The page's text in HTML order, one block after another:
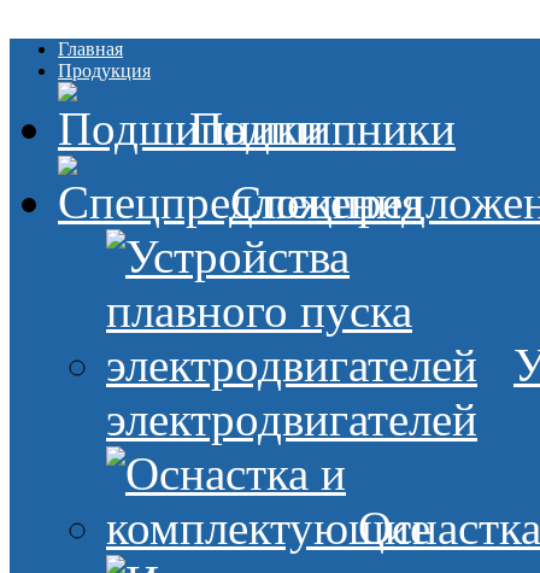
Главная
Продукция
Подшипники
электродвигателей